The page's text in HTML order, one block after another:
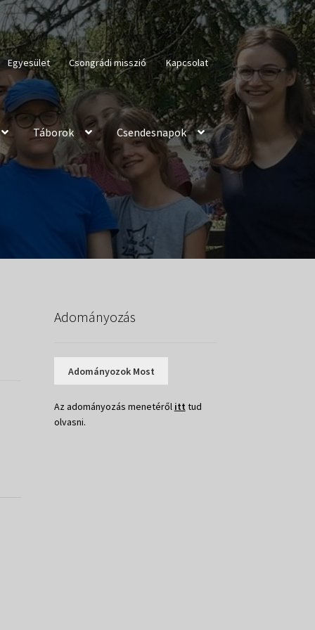
Egyesület Csongrádi misszió Kapcsolat
Táborok Csendesnapok
Adományozás
Adományozok Most
Az adományozás menetéről itt tud
olvasni.